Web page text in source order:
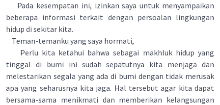
Pada kesempatan ini, izinkan saya untuk menyampaikan
beberapa informasi terkait dengan persoalan lingkungan
hidup di sekitar kita.
Teman-temanku yang saya hormati,
Perlu kita ketahui bahwa sebagai makhluk hidup yang
tinggal di bumi ini sudah sepatutnya kita menjaga dan
melestarikan segala yang ada di bumi dengan tidak merusak
apa yang seharusnya kita jaga. Hal tersebut agar kita dapat
bersama-sama menikmati dan memberikan kelangsungan